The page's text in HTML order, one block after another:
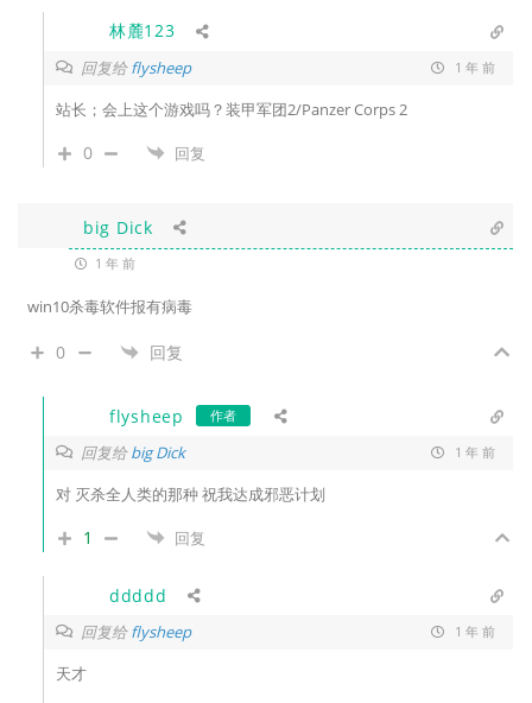
林麓123
回复给flysheep 1 年 前
站长；会上这个游戏吗？装甲军团2/Panzer Corps 2
0 回复
big Dick
1 年 前
win10杀毒软件报有病毒
0 回复
flysheep 作者
回复给big Dick 1 年 前
对 灭杀全人类的那种 祝我达成邪恶计划
1 回复
ddddd
回复给flysheep 1 年 前
天才